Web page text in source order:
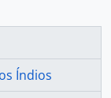
Índios